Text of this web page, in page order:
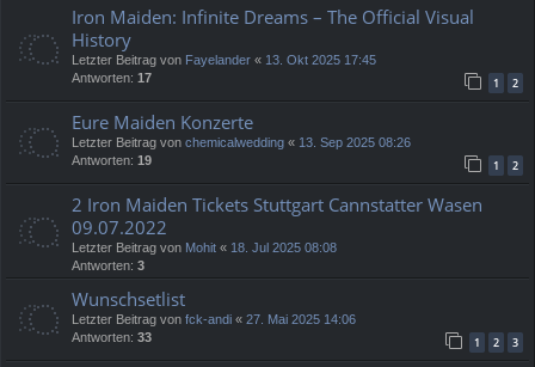
Iron Maiden: Infinite Dreams – The Official Visual
History
Letzter Beitrag von Fayelander « 13. Okt 2025 17:45
Antworten: 17 1 2
Eure Maiden Konzerte
Letzter Beitrag von chemicalwedding « 13. Sep 2025 08:26
Antworten: 19 1 2
2 Iron Maiden Tickets Stuttgart Cannstatter Wasen
09.07.2022
Letzter Beitrag von Mohit « 18. Jul 2025 08:08
Antworten: 3
Wunschsetlist
Letzter Beitrag von fck-andi « 27. Mai 2025 14:06
Antworten: 33 1 2 3